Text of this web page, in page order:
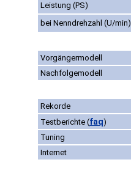
Leistung (PS)
bei Nenndrehzahl (U/min)
Vorgängermodell
Nachfolgemodell
Rekorde
Testberichte (faq)
Tuning
Internet